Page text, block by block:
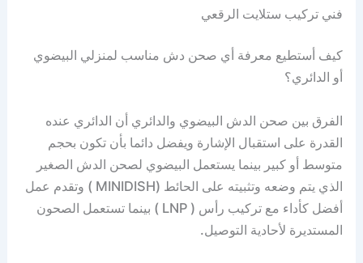
فني تركيب ستلايت الرقعي
كيف أستطيع معرفة أي صحن دش مناسب لمنزلي البيضوي
أو الدائري؟
الفرق بين صحن الدش البيضوي والدائري أن الدائري عنده
القدرة على استقبال الإشارة ويفضل دائما بأن تكون بحجم
متوسط أو كبير بينما يستعمل البيضوي لصحن الدش الصغير
الذي يتم وضعه وتثبيته على الحائط (MINIDISH ) وتقدم عمل
أفضل كأداء مع تركيب رأس ( LNP ) بينما تستعمل الصحون
المستديرة لأحادية التوصيل.